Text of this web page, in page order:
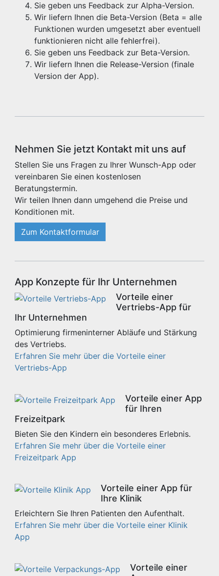
Sie geben uns Feedback zur Alpha-Version.
Wir liefern Ihnen die Beta-Version (Beta = alle
Funktionen wurden umgesetzt aber eventuell
funktionieren nicht alle fehlerfrei).
Sie geben uns Feedback zur Beta-Version.
Wir liefern Ihnen die Release-Version (finale
Version der App).
Nehmen Sie jetzt Kontakt mit uns auf
Stellen Sie uns Fragen zu Ihrer Wunsch-App oder
vereinbaren Sie einen kostenlosen
Beratungstermin.
Wir teilen Ihnen dann umgehend die Preise und
Konditionen mit.
Zum Kontaktformular
App Konzepte für Ihr Unternehmen
Vorteile einer
Vertriebs-App für
Ihr Unternehmen
Optimierung firmeninterner Abläufe und Stärkung
des Vertriebs.
Erfahren Sie mehr über die Vorteile einer
Vertriebs-App
Vorteile einer App
für Ihren
Freizeitpark
Bieten Sie den Kindern ein besonderes Erlebnis.
Erfahren Sie mehr über die Vorteile einer
Freizeitpark App
Vorteile einer App für
Ihre Klinik
Erleichtern Sie Ihren Patienten den Aufenthalt.
Erfahren Sie mehr über die Vorteile einer Klinik
App
Vorteile einer